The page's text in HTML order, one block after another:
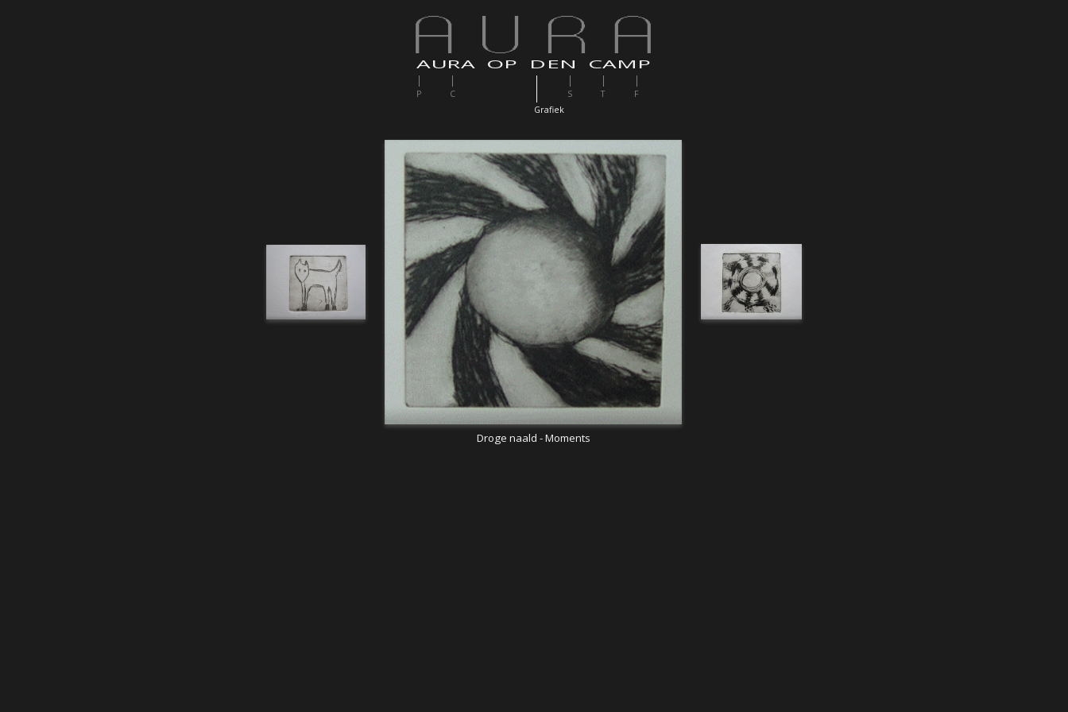
AURA OP DEN CAMP
P
C
Grafiek
S T F
Droge naald - Moments